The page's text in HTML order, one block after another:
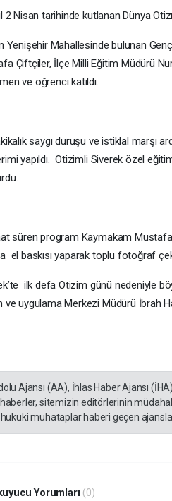
2 Nisan tarihinde kutlanan Dünya
Yenişehir Mahallesinde bulunan
Çiftçiler, İlçe Milli Eğitim Müdürü
ve öğrenci katıldı.
saygı duruşu ve istiklal marşı
yapıldı. Otizimli Siverek özel
süren program Kaymakam
el baskısı yaparak toplu fotoğraf
ilk defa Otizim günü nedeniyle
ve uygulama Merkezi Müdürü İbrah
Ajansı (AA), İhlas Haber Ajansı
sitemizin editörlerinin
muhataplar haberi geçen
Yorumları (0)